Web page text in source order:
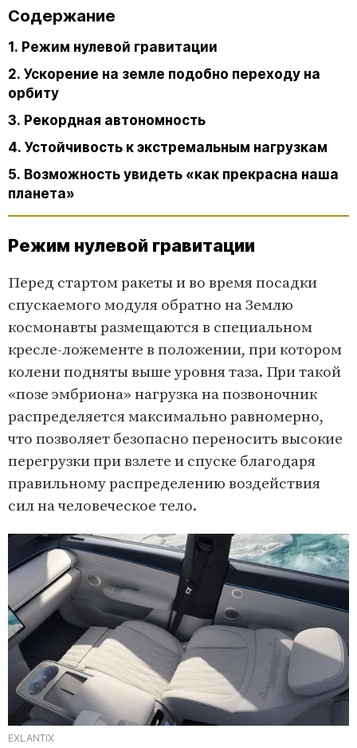
Содержание
1. Режим нулевой гравитации
2. Ускорение на земле подобно переходу на
орбиту
3. Рекордная автономность
4. Устойчивость к экстремальным нагрузкам
5. Возможность увидеть «как прекрасна наша
планета»
Режим нулевой гравитации
Перед стартом ракеты и во время посадки
спускаемого модуля обратно на Землю
космонавты размещаются в специальном
кресле-ложементе в положении, при котором
колени подняты выше уровня таза. При такой
«позе эмбриона» нагрузка на позвоночник
распределяется максимально равномерно,
что позволяет безопасно переносить высокие
перегрузки при взлете и спуске благодаря
правильному распределению воздействия
сил на человеческое тело.
EXLANTIX